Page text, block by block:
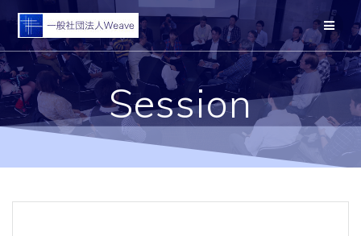
コ
テ
ン
ツ
ス
キ
Session